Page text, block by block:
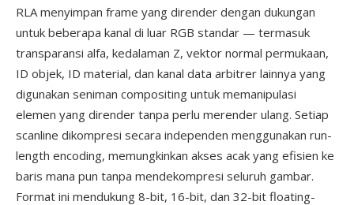
RLA menyimpan frame yang dirender dengan dukungan
untuk beberapa kanal di luar RGB standar — termasuk
transparansi alfa, kedalaman Z, vektor normal permukaan,
ID objek, ID material, dan kanal data arbitrer lainnya yang
digunakan seniman compositing untuk memanipulasi
elemen yang dirender tanpa perlu merender ulang. Setiap
scanline dikompresi secara independen menggunakan run-
length encoding, memungkinkan akses acak yang efisien ke
baris mana pun tanpa mendekompresi seluruh gambar.
Format ini mendukung 8-bit, 16-bit, dan 32-bit floating-